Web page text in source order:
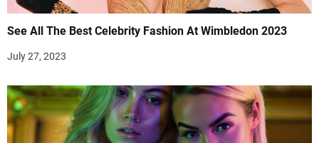
See All The Best Celebrity Fashion At Wimbledon 2023
July 27, 2023